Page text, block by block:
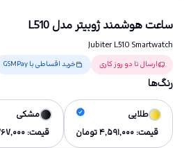
ساعت هوشمند ژوبیتر مدل L510
Jubiter L510 Smartwatch
ارسال تا دو روز کاری خرید اقساطی با GSMPay
رنگ‌ها
طلایی
قیمت: 4,591,000تومان
مشکی
قیمت: